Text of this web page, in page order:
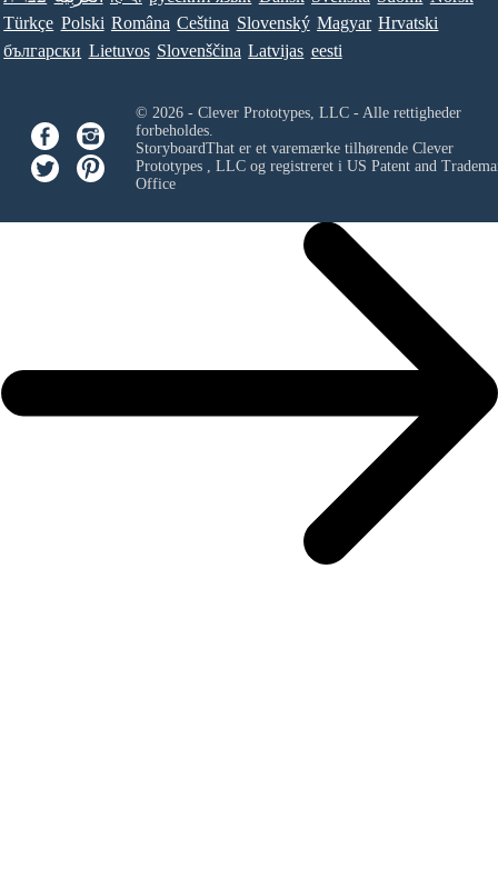
Türkçe Polski Româna Ceština Slovenský Magyar Hrvatski
български Lietuvos Slovenščina Latvijas eesti
© 2026 - Clever Prototypes, LLC - Alle rettigheder
forbeholdes.
StoryboardThat er et varemærke tilhørende Clever
Prototypes , LLCog registreret i US Patent and
Office